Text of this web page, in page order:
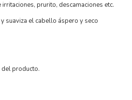
prurito, descamaciones etc.
suaviza el cabello áspero y seco
del producto.